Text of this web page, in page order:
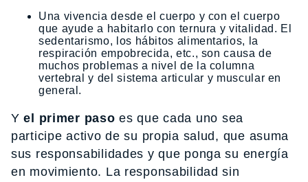
Una vivencia desde el cuerpo y con el cuerpo
que ayude a habitarlo con ternura y vitalidad. El
sedentarismo, los hábitos alimentarios, la
respiración empobrecida, etc., son causa de
muchos problemas a nivel de la columna
vertebral y del sistema articular y muscular en
general.
Yel primer paso es que cada uno sea
participe activo de su propia salud, que asuma
sus responsabilidades y que ponga su energía
en movimiento. La responsabilidad sin